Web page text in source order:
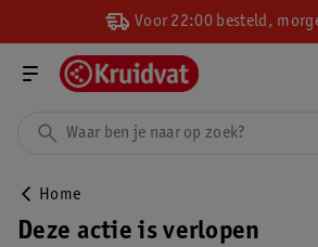
Voor 22:00 besteld,
Home
Deze actie is verlopen